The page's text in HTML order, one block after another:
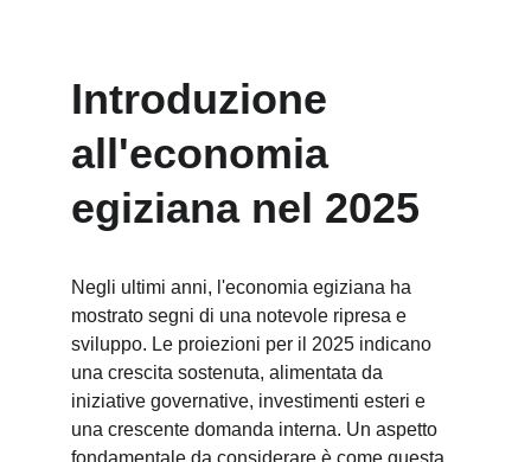
Introduzione
all'economia
egiziana nel 2025
Negli ultimi anni, l'economia egiziana ha
mostrato segni di una notevole ripresa e
sviluppo. Le proiezioni per il 2025 indicano
una crescita sostenuta, alimentata da
iniziative governative, investimenti esteri e
una crescente domanda interna. Un aspetto
fondamentale da considerare è come questa